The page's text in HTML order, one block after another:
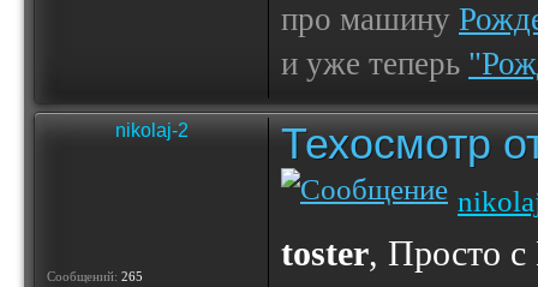
про машину
и уже теперь
nikolaj-2
Сообщений: 265
Техосмотр
toster, Просто с